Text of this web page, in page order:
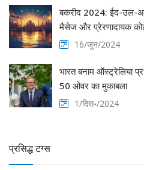
बकरीद 2024: ईद-उल-
मैसेज और प्रेरणादायक
16/जून/2024
भारत बनाम ऑस्ट्रेलिया
50 ओवर का मुकाबला
1/दिस॰/2024
प्रसिद्ध टग्स